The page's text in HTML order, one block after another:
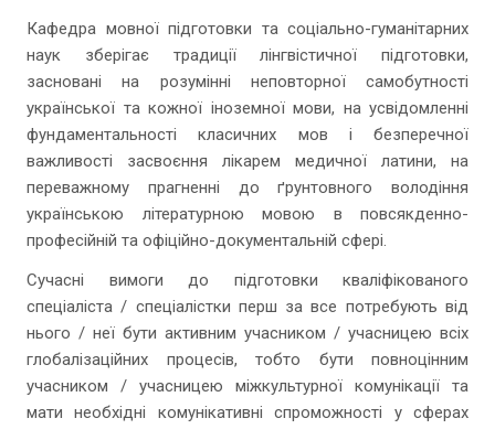
Кафедра мовної підготовки та соціально-гуманітарних
наук зберігає традиції лінгвістичної підготовки,
засновані на розумінні неповторної самобутності
української та кожної іноземної мови, на усвідомленні
фундаментальності класичних мов і безперечної
важливості засвоєння лікарем медичної латини, на
переважному прагненні до ґрунтовного володіння
українською літературною мовою в повсякденно-
професійній та офіційно-документальній сфері.
Сучасні вимоги до підготовки кваліфікованого
спеціаліста / спеціалістки перш за все потребують від
нього / неї бути активним учасником / учасницею всіх
глобалізаційних процесів, тобто бути повноцінним
учасником / учасницею міжкультурної комунікації та
мати необхідні комунікативні спроможності у сферах